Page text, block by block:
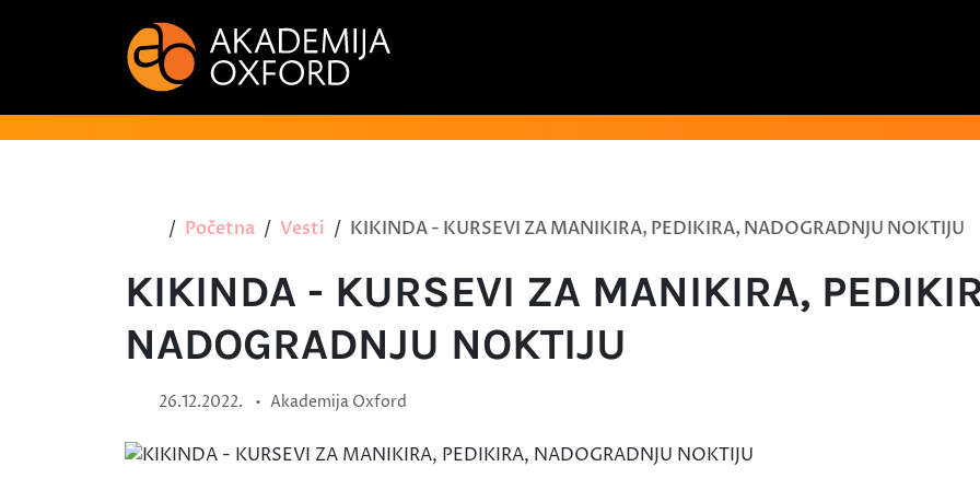
Početna Vesti KIKINDA - KURSEVI ZA MANIKIRA, PEDIKIRA, NADOGRADNJU NOKTIJU
KIKINDA - KURSEVI ZA MANIKIRA,
NADOGRADNJU NOKTIJU
26.12.2022. • Akademija Oxford